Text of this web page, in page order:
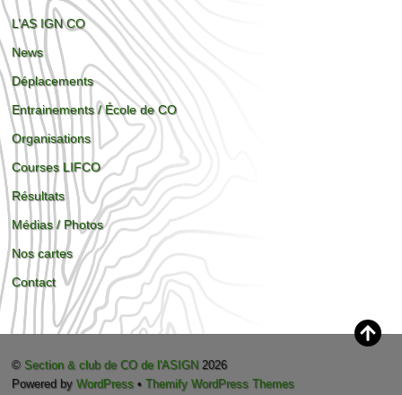
L’AS IGN CO
News
Déplacements
Entrainements / École de CO
Organisations
Courses LIFCO
Résultats
Médias / Photos
Nos cartes
Contact
© Section & club de CO de l'ASIGN 2026
Powered byWordPress •Themify WordPress Themes